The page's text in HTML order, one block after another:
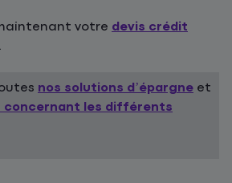
votre devis crédit
.
nos solutions d’épargne et
concernant les différents